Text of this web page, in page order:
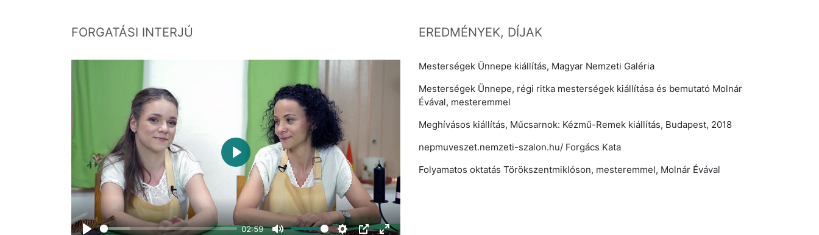
FORGATÁSI INTERJÚ
02:59
Play
EREDMÉNYEK, DÍJAK
Mesterségek Ünnepe kiállítás, Magyar Nemzeti Galéria
Mesterségek Ünnepe, régi ritka mesterségek kiállítása és bemutató Molnár
Évával, mesteremmel
Meghívásos kiállítás, Műcsarnok: Kézmű-Remek kiállítás, Budapest, 2018
nepmuveszet.nemzeti-szalon.hu/ Forgács Kata
Folyamatos oktatás Törökszentmiklóson, mesteremmel, Molnár Évával